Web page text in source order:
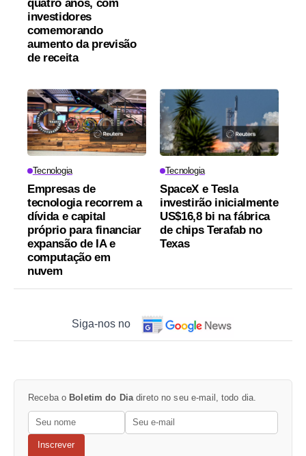
quatro anos, com
investidores
comemorando
aumento da previsão
de receita
Tecnologia
Empresas de
tecnologia recorrem a
dívida e capital
próprio para financiar
expansão de IA e
computação em
nuvem
Tecnologia
SpaceX e Tesla
investirão inicialmente
US$16,8 bi na fábrica
de chips Terafab no
Texas
Siga-nos no
Receba o Boletim do Diadireto no seu e-mail, todo dia.
Inscrever